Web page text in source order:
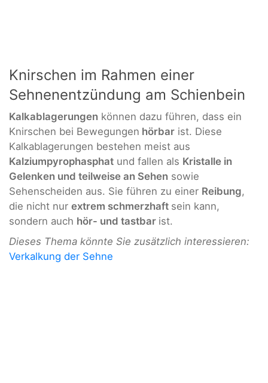
Knirschen im Rahmen einer
Sehnenentzündung am Schienbein
Kalkablagerungen können dazu führen, dass ein
Knirschen bei Bewegungen hörbar ist. Diese
Kalkablagerungen bestehen meist aus
Kalziumpyrophasphat und fallen als Kristalle in
Gelenken und teilweise an Sehen sowie
Sehenscheiden aus. Sie führen zu einer Reibung,
die nicht nur extrem schmerzhaft sein kann,
sondern auch hör- und tastbar ist.
Dieses Thema könnte Sie zusätzlich interessieren:
Verkalkung der Sehne